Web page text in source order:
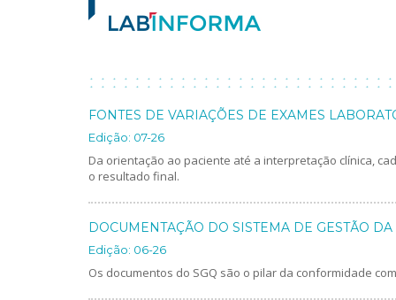
FONTES DE VARIAÇÕES DE EXAMES
Edição: 07-26
Da orientação ao paciente até a interpretação clínica,
o resultado final.
DOCUMENTAÇÃO DO SISTEMA DE GESTÃO
Edição: 06-26
Os documentos do SGQ são o pilar da conformidade